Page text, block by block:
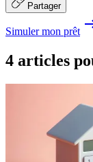
Partager
Simuler mon prêt
4 articles